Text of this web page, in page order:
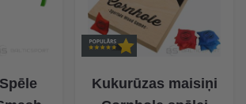
Kukurūzas maisiņi